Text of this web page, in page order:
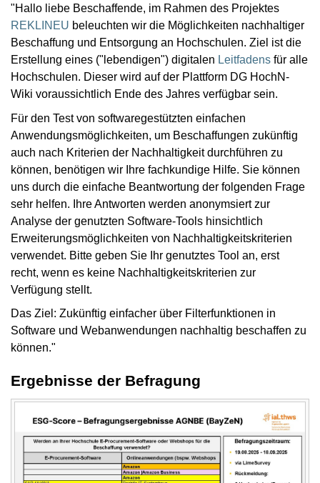
"Hallo liebe Beschaffende, im Rahmen des Projektes
REKLINEU beleuchten wir die Möglichkeiten nachhaltiger
Beschaffung und Entsorgung an Hochschulen. Ziel ist die
Erstellung eines ("lebendigen") digitalen Leitfadens für alle
Hochschulen. Dieser wird auf der Plattform DG HochN-
Wiki voraussichtlich Ende des Jahres verfügbar sein.
Für den Test von softwaregestützten einfachen
Anwendungsmöglichkeiten, um Beschaffungen zukünftig
auch nach Kriterien der Nachhaltigkeit durchführen zu
können, benötigen wir Ihre fachkundige Hilfe. Sie können
uns durch die einfache Beantwortung der folgenden Frage
sehr helfen. Ihre Antworten werden anonymsiert zur
Analyse der genutzten Software-Tools hinsichtlich
Erweiterungsmöglichkeiten von Nachhaltigkeitskriterien
verwendet. Bitte geben Sie Ihr genutztes Tool an, erst
recht, wenn es keine Nachhaltigkeitskriterien zur
Verfügung stellt.
Das Ziel: Zukünftig einfacher über Filterfunktionen in
Software und Webanwendungen nachhaltig beschaffen zu
können."
Ergebnisse der Befragung